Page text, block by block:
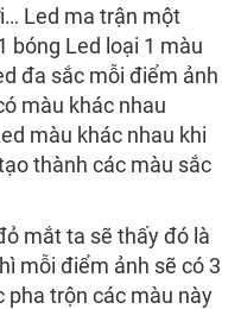
Led ma trận một
bóng Led loại 1 màu
đa sắc mỗi điểm ảnh
màu khác nhau
màu khác nhau khi
thành các màu sắc
mắt ta sẽ thấy đó là
mỗi điểm ảnh sẽ có 3
pha trộn các màu này